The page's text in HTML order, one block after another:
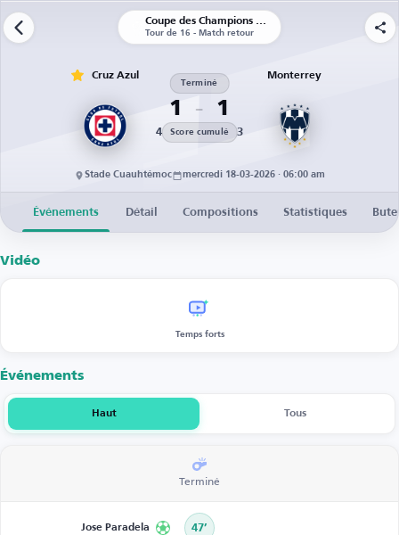
Coupe des Champions de la CONCACAF
Tour de 16 - Match retour
Cruz Azul
1
Terminé
1
4 Score cumulé 3
Monterrey
Stade Cuauhtémoc mercredi 18-03-2026 · 06:00 am
Événements Détail Compositions Statistiques
Vidéo
Temps forts
Événements
Haut Tous
Terminé
Jose Paradela 47’